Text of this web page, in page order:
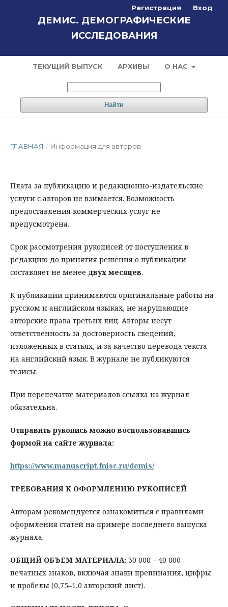
ДЕМИС. ДЕМОГРАФИЧЕСКИЕ
ИССЛЕДОВАНИЯ
ТЕКУЩИЙ ВЫПУСК АРХИВЫ О НАС
Найти
Регистрация Вход
ГЛАВНАЯ / Информация для авторов
Плата за публикацию и редакционно-издательские
услуги с авторов не взимается. Возможность
предоставления коммерческих услуг не
предусмотрена.
Срок рассмотрения рукописей от поступления в
редакцию до принятия решения о публикации
составляет не менее двух месяцев.
К публикации принимаются оригинальные работы на
русском и английском языках, не нарушающие
авторские права третьих лиц. Авторы несут
ответственность за достоверность сведений,
изложенных в статьях, и за качество перевода текста
на английский язык. В журнале не публикуются
тезисы.
При перепечатке материалов ссылка на журнал
обязательна.
Отправить рукопись можно воспользовавшись
формой на сайте журнала:
https://www.manuscript.fnisc.ru/demis/
ТРЕБОВАНИЯ К ОФОРМЛЕНИЮ РУКОПИСЕЙ
Авторам рекомендуется ознакомиться с правилами
оформления статей на примере последнего выпуска
журнала.
ОБЩИЙ ОБЪЕМ МАТЕРИАЛА: 30 000 – 40 000
печатных знаков, включая знаки препинания, цифры
и пробелы (0,75–1,0 авторский лист).